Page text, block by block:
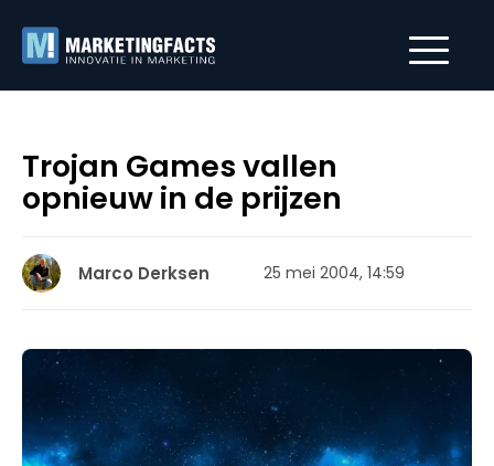
Trojan Games vallen
opnieuw in de prijzen
Marco Derksen 25 mei 2004, 14:59